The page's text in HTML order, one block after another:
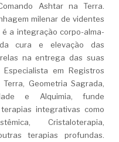
Ashtar na Terra.
milenar de videntes
é a integração corpo-alma-
cura e elevação das
na entrega das suas
em Registros
Geometria Sagrada,
e Alquimia, funde
integrativas como
Cristaloterapia,
terapias profundas.